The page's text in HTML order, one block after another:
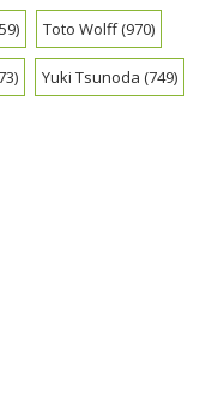
Toto Wolff(970)
Yuki Tsunoda (749)